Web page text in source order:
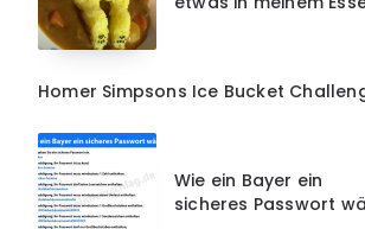
Homer Simpsons Ice Bucket
Wie ein Bayer ein
sicheres Passwort